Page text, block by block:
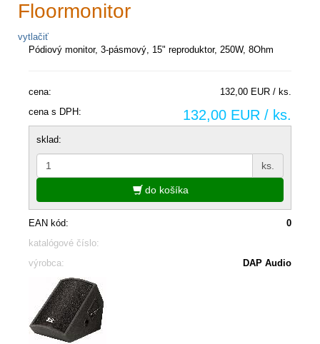
Floormonitor
vytlačiť
Pódiový monitor, 3-pásmový, 15" reproduktor, 250W, 8Ohm
cena:
132,00 EUR / ks.
cena s DPH:
132,00 EUR / ks.
sklad:
ks.
do košíka
EAN kód:
0
katalógové číslo:
výrobca:
DAP Audio